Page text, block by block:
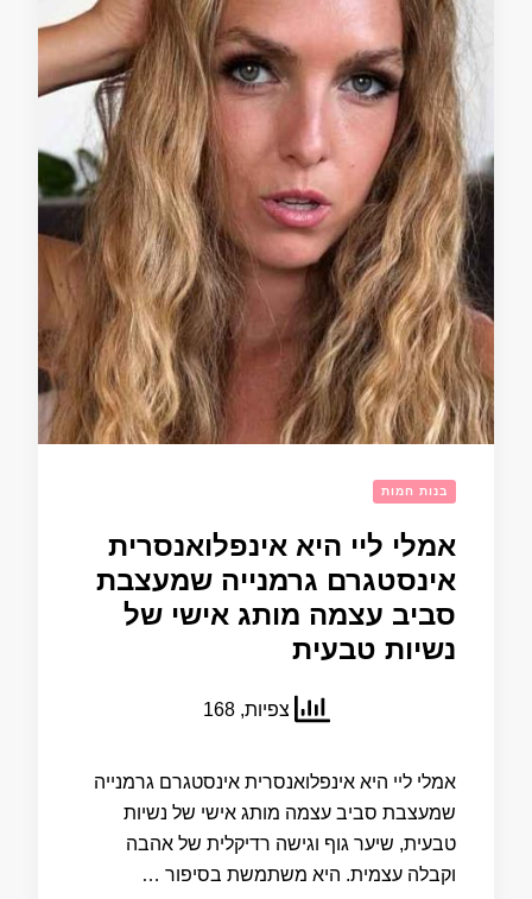
בנות חמות
אמלי ליי היא אינפלואנסרית
אינסטגרם גרמנייה שמעצבת
סביב עצמה מותג אישי של
נשיות טבעית
צפיות, 168
אמלי ליי היא אינפלואנסרית אינסטגרם גרמנייה
שמעצבת סביב עצמה מותג אישי של נשיות
טבעית, שיער גוף וגישה רדיקלית של אהבה
וקבלה עצמית. היא משתמשת בסיפור …